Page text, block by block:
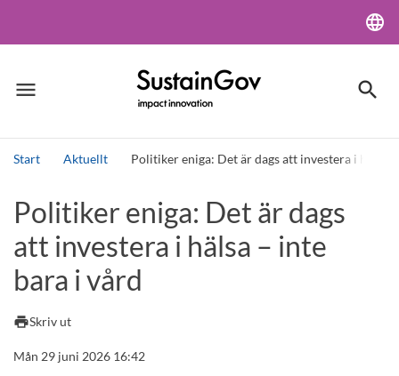
language
menu
Meny search
Sök
Start Aktuellt Politiker eniga: Det är dags att investera i hälsa
Politiker eniga: Det är dags
att investera i hälsa – inte
bara i vård
printSkriv ut
Mån 29 juni 2026 16:42